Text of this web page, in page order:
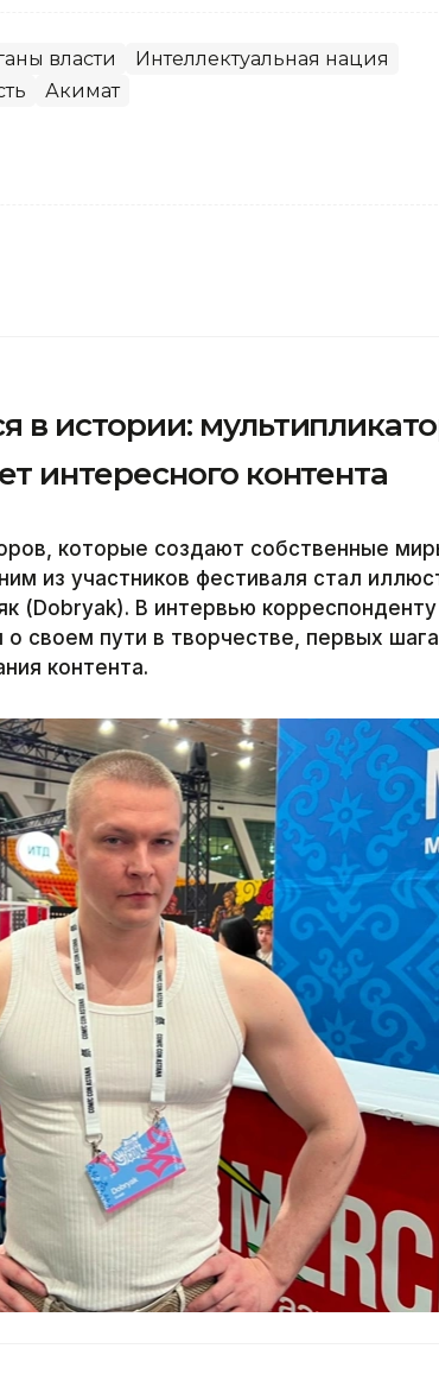
власти
Интеллектуальная нация
Акимат
в истории:
интересного контента
которые создают собственные
из участников фестиваля стал
(Dobryak). В интервью корреспонденту
о своем пути в творчестве, первых
контента.